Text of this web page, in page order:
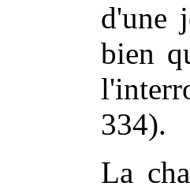
d'une
bien
334).
La